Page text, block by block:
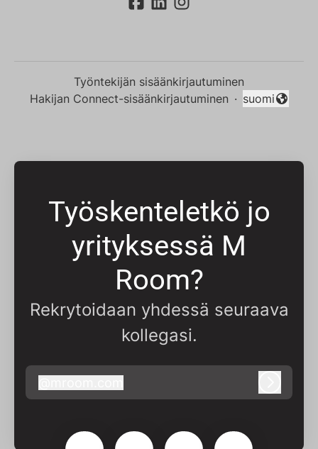
Työntekijän sisäänkirjautuminen
Hakijan Connect-sisäänkirjautuminen ·
Vaihda kieli
suomi
Työskenteletkö jo
yrityksessä M
Room?
Rekrytoidaan yhdessä seuraava
kollegasi.
mroom.com